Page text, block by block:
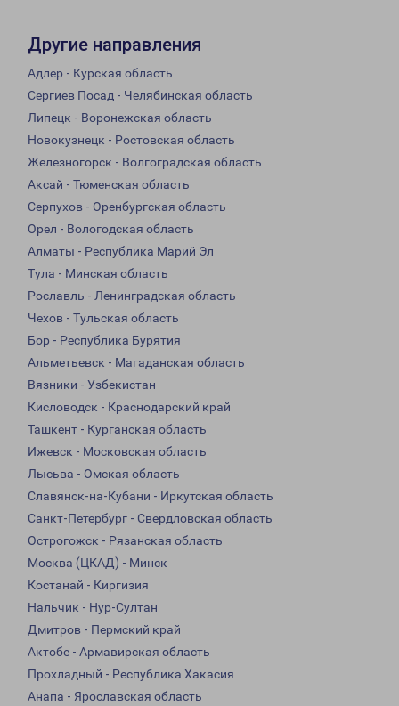
Другие направления
Адлер - Курская область
Сергиев Посад - Челябинская область
Липецк - Воронежская область
Новокузнецк - Ростовская область
Железногорск - Волгоградская область
Аксай - Тюменская область
Серпухов - Оренбургская область
Орел - Вологодская область
Алматы - Республика Марий Эл
Тула - Минская область
Рославль - Ленинградская область
Чехов - Тульская область
Бор - Республика Бурятия
Альметьевск - Магаданская область
Вязники - Узбекистан
Кисловодск - Краснодарский край
Ташкент - Курганская область
Ижевск - Московская область
Лысьва - Омская область
Славянск-на-Кубани - Иркутская область
Санкт-Петербург - Свердловская область
Острогожск - Рязанская область
Москва (ЦКАД) - Минск
Костанай - Киргизия
Нальчик - Нур-Султан
Дмитров - Пермский край
Актобе - Армавирская область
Прохладный - Республика Хакасия
Анапа - Ярославская область